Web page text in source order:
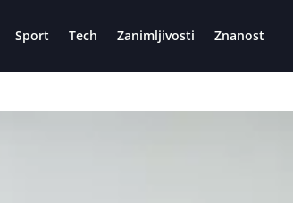
Sport Tech Zanimljivosti Znanost